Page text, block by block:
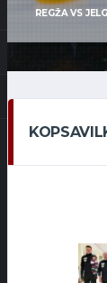
REGŽA VS